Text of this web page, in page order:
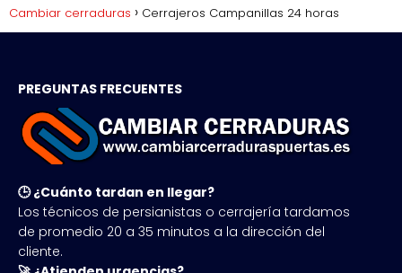
Cambiar cerraduras Cerrajeros Campanillas 24 horas
PREGUNTAS FRECUENTES
🕒 ¿Cuánto tardan en llegar?
Los técnicos de persianistas o cerrajería tardamos
de promedio 20 a 35 minutos a la dirección del
cliente.